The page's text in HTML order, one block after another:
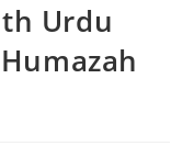
Urdu